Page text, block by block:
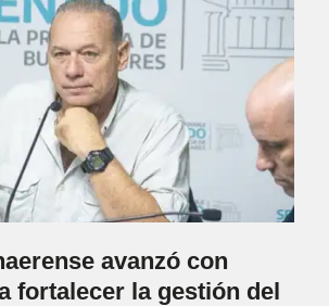
avanzó con
fortalecer la gestión del